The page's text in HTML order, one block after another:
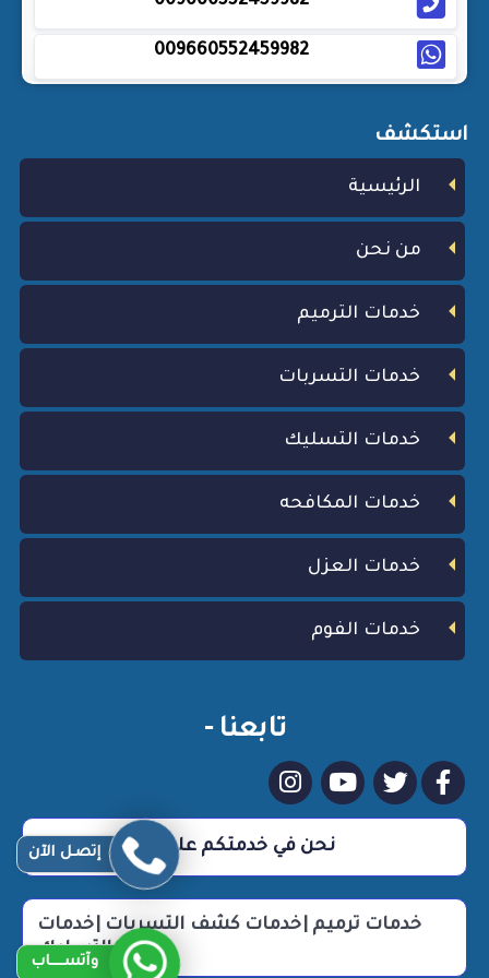
009660552459982
استكشف
الرئيسية
من نحن
خدمات الترميم
خدمات التسربات
خدمات التسليك
خدمات المكافحه
خدمات العزل
خدمات الفوم
تابعنا -
نحن في خدمتكم علي مدار 24 ساعة
خدمات ترميم |خدمات كشف التسربات |خدمات
التسليك
إتصـل الآن
وآتســــاب